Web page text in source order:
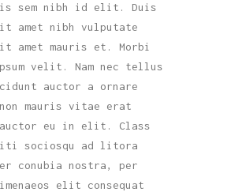
sem nibh id elit. Duis
amet nibh vulputate
amet mauris et. Morbi
velit. Nam nec tellus
auctor a ornare
mauris vitae erat
auctor eu in elit. Class
sociosqu ad litora
conubia nostra, per
elit consequat